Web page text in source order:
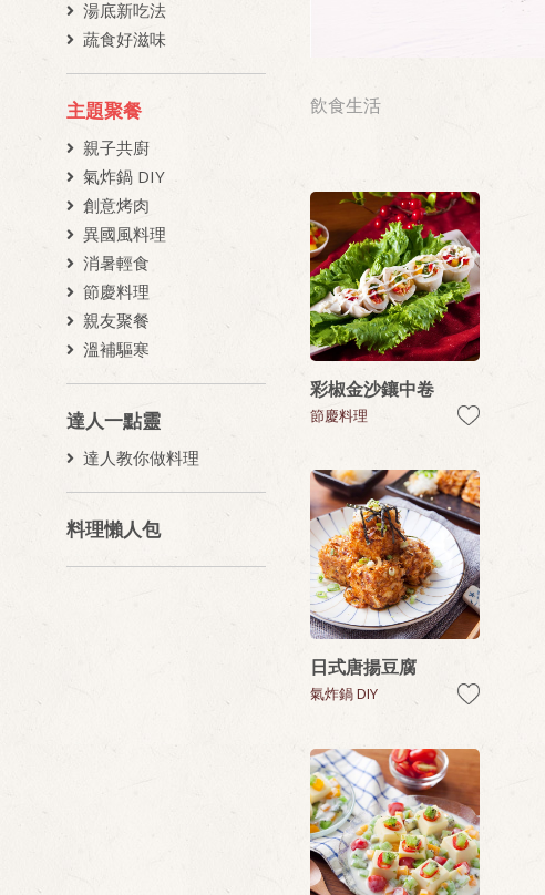
湯底新吃法
蔬食好滋味
主題聚餐
親子共廚
氣炸鍋 DIY
創意烤肉
異國風料理
消暑輕食
節慶料理
親友聚餐
溫補驅寒
達人一點靈
達人教你做料理
料理懶人包
飲食生活
彩椒金沙鑲中卷
節慶料理
日式唐揚豆腐
氣炸鍋 DIY